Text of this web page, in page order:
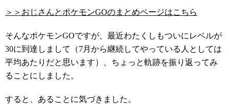
＞＞おじさんとポケモンGOのまとめページはこちら
そんなポケモンGOですが、最近わたくしもついにレベルが
30に到達しまして（7月から継続してやっている人としては
平均あたりだと思います）、ちょっと軌跡を振り返ってみ
ることにしました。
すると、あることに気づきました。